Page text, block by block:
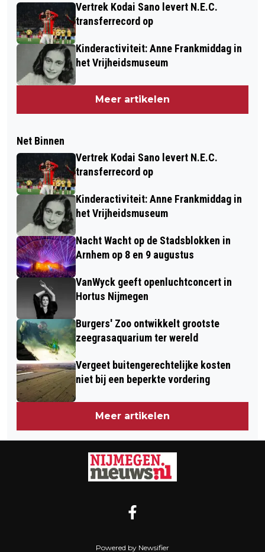
Vertrek Kodai Sano levert N.E.C.
transferrecord op
Kinderactiviteit: Anne Frankmiddag in
het Vrijheidsmuseum
Meer artikelen
Net Binnen
Vertrek Kodai Sano levert N.E.C.
transferrecord op
Kinderactiviteit: Anne Frankmiddag in
het Vrijheidsmuseum
Nacht Wacht op de Stadsblokken in
Arnhem op 8 en 9 augustus
VanWyck geeft openluchtconcert in
Hortus Nijmegen
Burgers' Zoo ontwikkelt grootste
zeegrasaquarium ter wereld
Vergeet buitengerechtelijke kosten
niet bij een beperkte vordering
Meer artikelen
Powered by Newsifier